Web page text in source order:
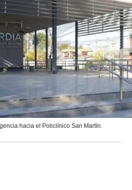
hacia el Policlínico San Martín.